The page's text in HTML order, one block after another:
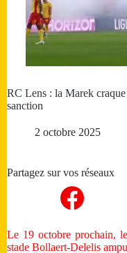
RC Lens : la Marek
sanction
2 octobre 2025
Partagez sur vos réseaux
Le 19 octobre prochain,
stade Bollaert-Delelis